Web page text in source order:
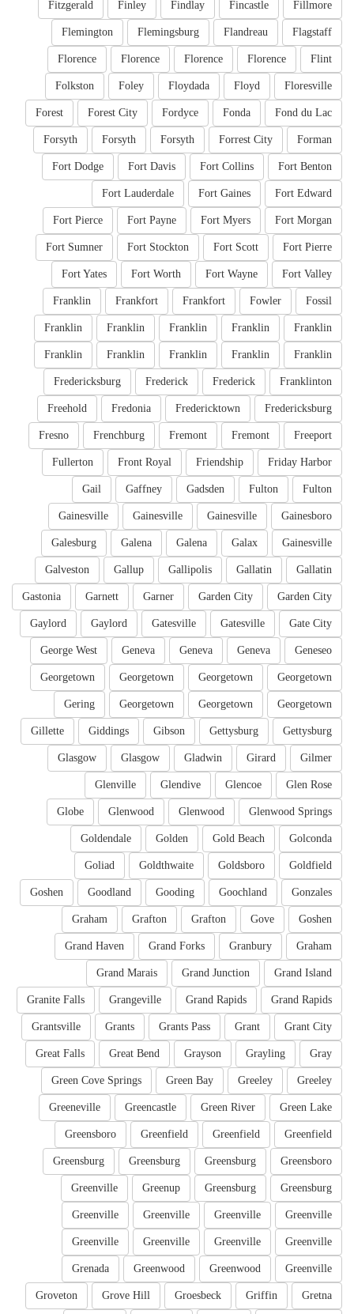
Fillmore
Fincastle
Findlay
Finley
Fitzgerald
Flagstaff
Flandreau
Flemingsburg
Flemington
Flint
Florence
Florence
Florence
Florence
Floresville
Floyd
Floydada
Foley
Folkston
Fond du Lac
Fonda
Fordyce
Forest City
Forest
Forman
Forrest City
Forsyth
Forsyth
Forsyth
Fort Benton
Fort Collins
Fort Davis
Fort Dodge
Fort Edward
Fort Gaines
Fort Lauderdale
Fort Morgan
Fort Myers
Fort Payne
Fort Pierce
Fort Pierre
Fort Scott
Fort Stockton
Fort Sumner
Fort Valley
Fort Wayne
Fort Worth
Fort Yates
Fossil
Fowler
Frankfort
Frankfort
Franklin
Franklin
Franklin
Franklin
Franklin
Franklin
Franklin
Franklin
Franklin
Franklin
Franklin
Franklinton
Frederick
Frederick
Fredericksburg
Fredericksburg
Fredericktown
Fredonia
Freehold
Freeport
Fremont
Fremont
Frenchburg
Fresno
Friday Harbor
Friendship
Front Royal
Fullerton
Fulton
Fulton
Gadsden
Gaffney
Gail
Gainesboro
Gainesville
Gainesville
Gainesville
Gainesville
Galax
Galena
Galena
Galesburg
Gallatin
Gallatin
Gallipolis
Gallup
Galveston
Garden City
Garden City
Garner
Garnett
Gastonia
Gate City
Gatesville
Gatesville
Gaylord
Gaylord
Geneseo
Geneva
Geneva
Geneva
George West
Georgetown
Georgetown
Georgetown
Georgetown
Georgetown
Georgetown
Georgetown
Gering
Gettysburg
Gettysburg
Gibson
Giddings
Gillette
Gilmer
Girard
Gladwin
Glasgow
Glasgow
Glen Rose
Glencoe
Glendive
Glenville
Glenwood Springs
Glenwood
Glenwood
Globe
Golconda
Gold Beach
Golden
Goldendale
Goldfield
Goldsboro
Goldthwaite
Goliad
Gonzales
Goochland
Gooding
Goodland
Goshen
Goshen
Gove
Grafton
Grafton
Graham
Graham
Granbury
Grand Forks
Grand Haven
Grand Island
Grand Junction
Grand Marais
Grand Rapids
Grand Rapids
Grangeville
Granite Falls
Grant City
Grant
Grants Pass
Grants
Grantsville
Gray
Grayling
Grayson
Great Bend
Great Falls
Greeley
Greeley
Green Bay
Green Cove Springs
Green Lake
Green River
Greencastle
Greeneville
Greenfield
Greenfield
Greenfield
Greensboro
Greensboro
Greensburg
Greensburg
Greensburg
Greensburg
Greensburg
Greenup
Greenville
Greenville
Greenville
Greenville
Greenville
Greenville
Greenville
Greenville
Greenville
Greenville
Greenwood
Greenwood
Grenada
Gretna
Griffin
Groesbeck
Grove Hill
Groveton